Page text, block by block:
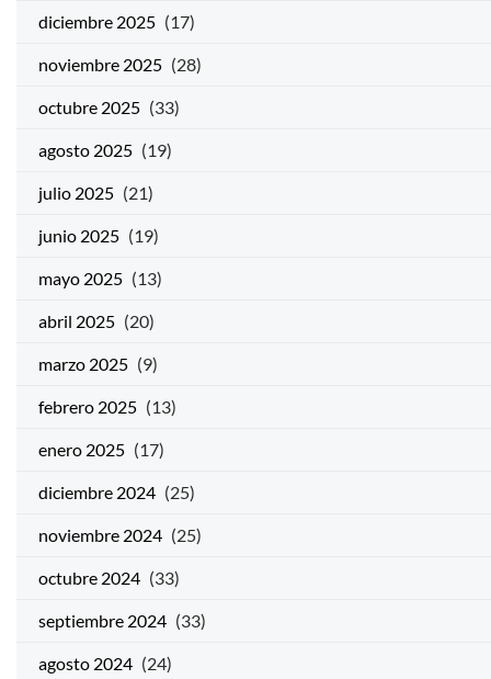
diciembre 2025 (17)
noviembre 2025 (28)
octubre 2025 (33)
agosto 2025 (19)
julio 2025 (21)
junio 2025 (19)
mayo 2025 (13)
abril 2025 (20)
marzo 2025 (9)
febrero 2025 (13)
enero 2025 (17)
diciembre 2024 (25)
noviembre 2024 (25)
octubre 2024 (33)
septiembre 2024 (33)
agosto 2024 (24)